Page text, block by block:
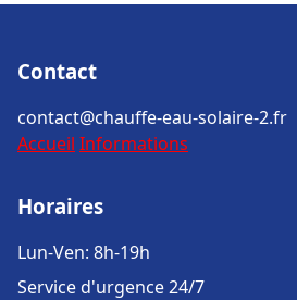
Contact
contact@chauffe-eau-solaire-2.fr
Accueil Informations
Horaires
Lun-Ven: 8h-19h
Service d'urgence 24/7